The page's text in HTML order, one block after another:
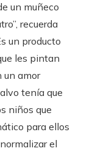
un muñeco
recuerda
un producto
les pintan
un amor
tenía que
niños que
para ellos
el